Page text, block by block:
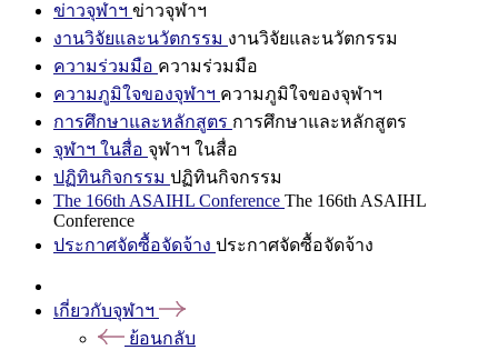
ข่าวจุฬาฯ ข่าวจุฬาฯ
งานวิจัยและนวัตกรรม งานวิจัยและนวัตกรรม
ความร่วมมือ ความร่วมมือ
ความภูมิใจของจุฬาฯ ความภูมิใจของจุฬาฯ
การศึกษาและหลักสูตร การศึกษาและหลักสูตร
จุฬาฯ ในสื่อ จุฬาฯ ในสื่อ
ปฏิทินกิจกรรม ปฏิทินกิจกรรม
The 166th ASAIHL Conference The 166th ASAIHL
Conference
ประกาศจัดซื้อจัดจ้าง ประกาศจัดซื้อจัดจ้าง
เกี่ยวกับจุฬาฯ
ย้อนกลับ